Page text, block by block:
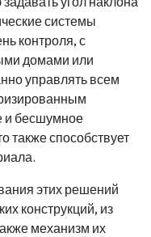
системы
контроля, с
домами или
управлять всем
и бесшумное
также способствует
этих решений
конструкций, из
механизм их